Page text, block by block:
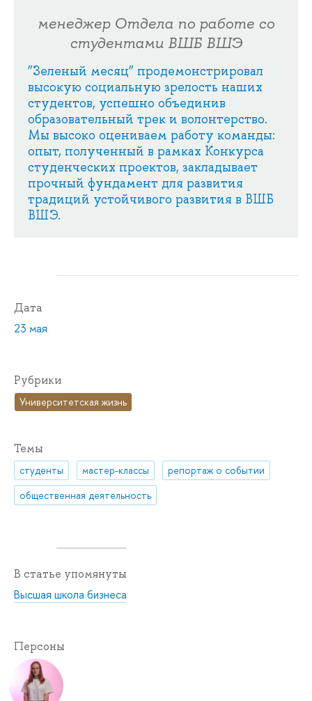
менеджер Отдела по работе со
студентами ВШБ ВШЭ
”Зеленый месяц” продемонстрировал
высокую социальную зрелость наших
студентов, успешно объединив
образовательный трек и волонтерство.
Мы высоко оцениваем работу команды:
опыт, полученный в рамках Конкурса
студенческих проектов, закладывает
прочный фундамент для развития
традиций устойчивого развития в ВШБ
ВШЭ.
Дата
23 мая
Рубрики
Университетская жизнь
Темы
студенты мастер-классы
репортаж о событии
общественная деятельность
В статье упомянуты
Высшая школа бизнеса
Персоны